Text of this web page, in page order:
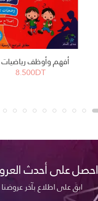
أفهم وأوظف رياضيات 1
8.500DT
احصل على أحدث
ابقَ على اطلاع بآخر عروضنا